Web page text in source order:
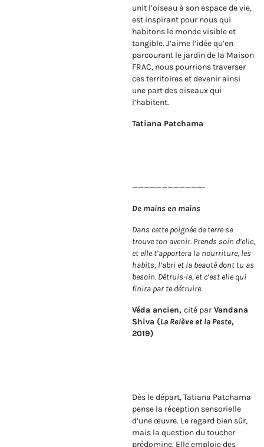
unit l’oiseau à son espace de vie,
est inspirant pour nous qui
habitons le monde visible et
tangible. J’aime l’idée qu’en
parcourant le jardin de la Maison
FRAC, nous pourrions traverser
ces territoires et devenir ainsi
une part des oiseaux qui
l’habitent.
Tatiana Patchama
————————————-
De mains en mains
Dans cette poignée de terre se
trouve ton avenir. Prends soin d’elle,
et elle t’apportera la nourriture, les
habits, l’abri et la beauté dont tu as
besoin. Détruis-la, et c’est elle qui
finira par te détruire.
Véda ancien, cité par Vandana
Shiva (La Relève et la Peste,
2019)
Dès le départ, Tatiana Patchama
pense la réception sensorielle
d’une œuvre. Le regard bien sûr,
mais la question du toucher
prédomine. Elle emploie des